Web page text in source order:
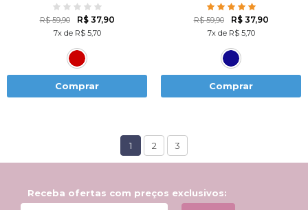
FLORESCER
R$ 59,90 R$ 37,90
7x de R$ 5,70
Comprar
ACORDADA
R$ 59,90 R$ 37,90
7x de R$ 5,70
Comprar
1 2 3
Receba ofertas com preços exclusivos: